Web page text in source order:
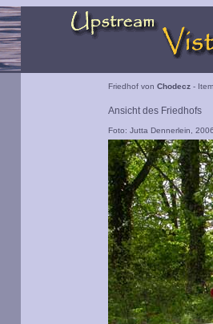
Friedhof von Chodecz -
Ansicht des Friedhofs
Foto: Jutta Dennerlein,